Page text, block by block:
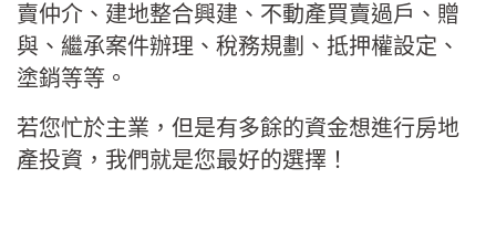
賣仲介、建地整合興建、不動產買賣過戶、贈
與、繼承案件辦理、稅務規劃、抵押權設定、
塗銷等等。
若您忙於主業，但是有多餘的資金想進行房地
產投資，我們就是您最好的選擇！